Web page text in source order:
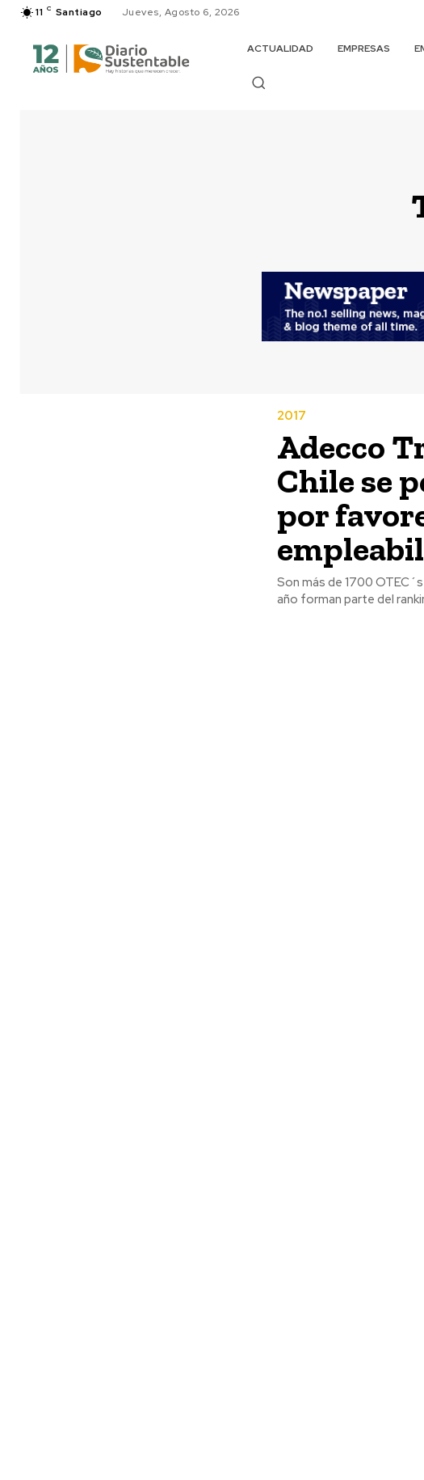
11 C Santiago Jueves, Agosto 6, 2026
ACTUALIDAD EMPRESAS
2017
Adecco
Chile se
por
Son más de 1700
año forman parte del